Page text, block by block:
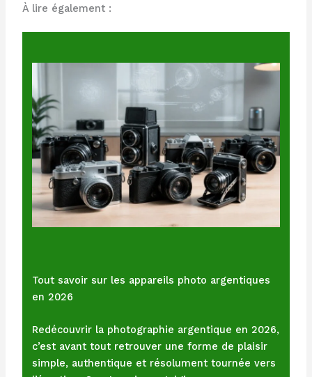
À lire également :
Tout savoir sur les appareils photo argentiques
en 2026
Redécouvrir la photographie argentique en 2026,
c’est avant tout retrouver une forme de plaisir
simple, authentique et résolument tournée vers